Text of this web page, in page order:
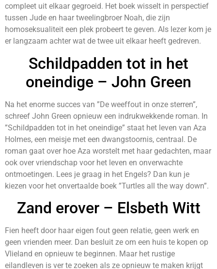
compleet uit elkaar gegroeid. Het boek wisselt in perspectief
tussen Jude en haar tweelingbroer Noah, die zijn
homoseksualiteit een plek probeert te geven. Als lezer kom je
er langzaam achter wat de twee uit elkaar heeft gedreven.
Schildpadden tot in het
oneindige – John Green
Na het enorme succes van ”De weeffout in onze sterren”,
schreef John Green opnieuw een indrukwekkende roman. In
”Schildpadden tot in het oneindige” staat het leven van Aza
Holmes, een meisje met een dwangstoornis, centraal. De
roman gaat over hoe Aza worstelt met haar gedachten, maar
ook over vriendschap voor het leven en onverwachte
ontmoetingen. Lees je graag in het Engels? Dan kun je
kiezen voor het onvertaalde boek ”Turtles all the way down”.
Zand erover – Elsbeth Witt
Fien heeft door haar eigen fout geen relatie, geen werk en
geen vrienden meer. Dan besluit ze om een huis te kopen op
Vlieland en opnieuw te beginnen. Maar het rustige
eilandleven is ver te zoeken als ze opnieuw te maken krijgt